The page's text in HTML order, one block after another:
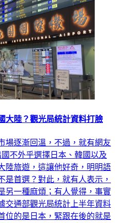
陸？觀光局統計資料打臉
場逐漸回溫，不過，就有網友
不外乎選擇日本、韓國以及
陸旅遊，這讓他好奇，明明語
是首選？對此，就有人表示，
另一種麻煩；有人覺得，事實
交通部觀光局統計上半年資料
位的是日本，緊跟在後的就是